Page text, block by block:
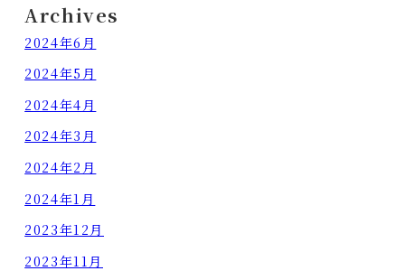
ペ
Archives
2024年6月
2024年5月
2024年4月
2024年3月
2024年2月
2024年1月
2023年12月
2023年11月